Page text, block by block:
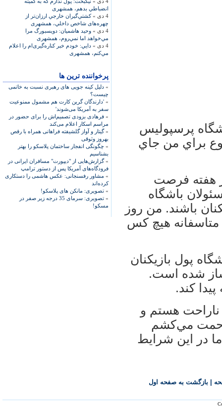
انضباطي بدهم، همشهری
4 دی »
كشتي‌گيران خارجي ارزان‌تر از
چهره‌های شاخص داخلي، همشهری
4 دی »
وحيد هاشميان: دويسبورگ مرا
مي‌خواهد اما نمي‌روم، همشهری
4 دی »
دايي: خودم خبر كناره‌گيری‌ام را اعلام
مي‌كنم، همشهری
پرخواننده ترین ها
» دلیل کینه جویی های رهبری نسبت به خاتمی
چیست؟
» 'دارندگان گرین کارت هم مشمول ممنوعیت
سفر به آمریکا می‌شوند'
» فرهادی بزودی تصمیم‌اش را برای حضور در
مراسم اسکار اعلام می‌کند
»گیتار و آواز گلشیفته فراهانی همراه با رقص
بهروز وثوقی
» چگونگی انفجار ساختمان پلاسکو را بهتر
بشناسیم
»گزارش‌هایی از "دیپورت" مسافران ایرانی در
فرودگاه‌های آمریکا پس از دستور ترامپ
» مشاور رفسنجانی: عکس هاشمی را دستکاری
کرده‌اند
» تصویری: مانکن های پلاسکو!
»
تصویری: سرمای 35 درجه زیر صفر در
مسکو!
پرسپوليس
براي من جاي
هفته فرصت
باشگاه
باشند. من روز
متاسفانه هيچ كس
پول بازيكنان
ساز شده است.
كند.
ناراحت هستم و
زحمت مي‌كشم
در اين شرايط
بازگشت به صفحه اول